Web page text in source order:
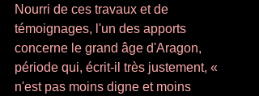
Nourri de ces travaux et de
témoignages, l'un des apports
concerne le grand âge d'Aragon,
période qui, écrit-il très justement, «
n'est pas moins digne et moins